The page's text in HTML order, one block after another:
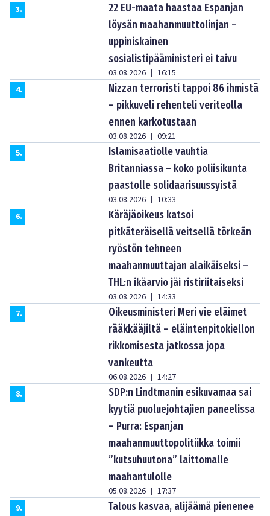
3.
22 EU-maata haastaa Espanjan
löysän maahanmuuttolinjan –
uppiniskainen
sosialistipääministeri ei taivu
03.08.2026 | 16:15
4.
Nizzan terroristi tappoi 86 ihmistä
– pikkuveli rehenteli veriteolla
ennen karkotustaan
03.08.2026 | 09:21
5.
Islamisaatiolle vauhtia
Britanniassa – koko poliisikunta
paastolle solidaarisuussyistä
03.08.2026 | 10:33
6.
Käräjäoikeus katsoi
pitkäteräisellä veitsellä törkeän
ryöstön tehneen
maahanmuuttajan alaikäiseksi –
THL:n ikäarvio jäi ristiriitaiseksi
03.08.2026 | 14:33
7.
Oikeusministeri Meri vie eläimet
rääkkääjiltä – eläintenpitokiellon
rikkomisesta jatkossa jopa
vankeutta
06.08.2026 | 14:27
8.
SDP:n Lindtmanin esikuvamaa sai
kyytiä puoluejohtajien paneelissa
– Purra: Espanjan
maahanmuuttopolitiikka toimii
”kutsuhuutona” laittomalle
maahantulolle
05.08.2026 | 17:37
9.
Talous kasvaa, alijäämä pienenee